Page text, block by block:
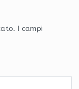
I campi